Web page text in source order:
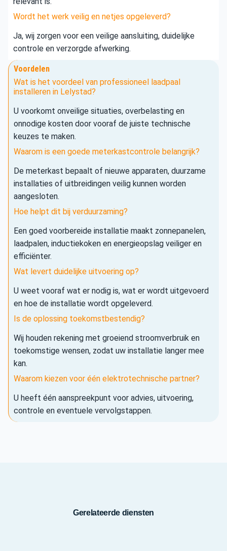
Wordt het werk veilig en netjes opgeleverd?
Ja, wij zorgen voor een veilige aansluiting, duidelijke
controle en verzorgde afwerking.
Voordelen
Wat is het voordeel van professioneel laadpaal
installeren in Lelystad?
U voorkomt onveilige situaties, overbelasting en
onnodige kosten door vooraf de juiste technische
keuzes te maken.
Waarom is een goede meterkastcontrole belangrijk?
De meterkast bepaalt of nieuwe apparaten, duurzame
installaties of uitbreidingen veilig kunnen worden
aangesloten.
Hoe helpt dit bij verduurzaming?
Een goed voorbereide installatie maakt zonnepanelen,
laadpalen, inductiekoken en energieopslag veiliger en
efficiënter.
Wat levert duidelijke uitvoering op?
U weet vooraf wat er nodig is, wat er wordt uitgevoerd
en hoe de installatie wordt opgeleverd.
Is de oplossing toekomstbestendig?
Wij houden rekening met groeiend stroomverbruik en
toekomstige wensen, zodat uw installatie langer mee
kan.
Waarom kiezen voor één elektrotechnische partner?
U heeft één aanspreekpunt voor advies, uitvoering,
controle en eventuele vervolgstappen.
Gerelateerde diensten